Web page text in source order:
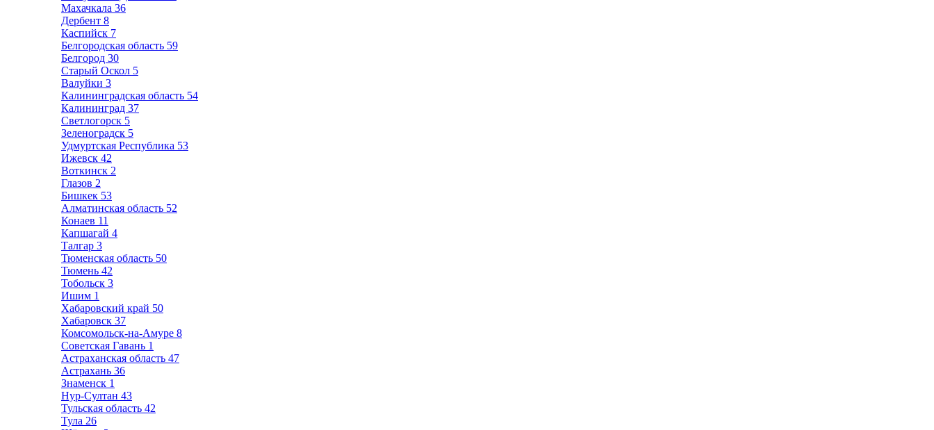
Махачкала 36
Дербент 8
Каспийск 7
Белгородская область 59
Белгород 30
Старый Оскол 5
Валуйки 3
Калининградская область 54
Калининград 37
Светлогорск 5
Зеленоградск 5
Удмуртская Республика 53
Ижевск 42
Воткинск 2
Глазов 2
Бишкек 53
Алматинская область 52
Конаев 11
Капшагай 4
Талгар 3
Тюменская область 50
Тюмень 42
Тобольск 3
Ишим 1
Хабаровский край 50
Хабаровск 37
Комсомольск-на-Амуре 8
Советская Гавань 1
Астраханская область 47
Астрахань 36
Знаменск 1
Нур-Султан 43
Тульская область 42
Тула 26